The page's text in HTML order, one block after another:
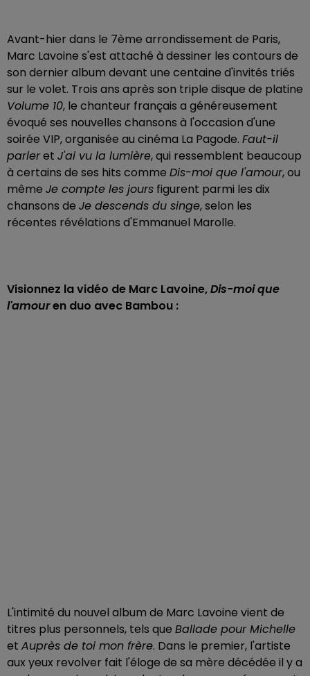
Avant-hier dans le 7ème arrondissement de Paris,
Marc Lavoine s'est attaché à dessiner les contours de
son dernier album devant une centaine d'invités triés
sur le volet. Trois ans après son triple disque de platine
Volume 10, le chanteur français a généreusement
évoqué ses nouvelles chansons à l'occasion d'une
soirée VIP, organisée au cinéma La Pagode. Faut-il
parleret J'ai vu la lumière, qui ressemblent beaucoup
à certains de ses hits comme Dis-moi que l'amour, ou
même Je compte les jours figurent parmi les dix
chansons de Je descends du singe, selon les
récentes révélations d'Emmanuel Marolle.
Visionnez la vidéo de Marc Lavoine,Dis-moi que
l'amouren duo avec Bambou :
L'intimité du nouvel album de Marc Lavoine vient de
titres plus personnels, tels que Ballade pour Michelle
et Auprès de toi mon frère. Dans le premier, l'artiste
aux yeux revolver fait l'éloge de sa mère décédée il y a